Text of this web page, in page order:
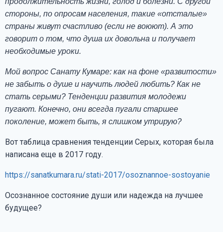
стороны, по опросам населения, такие «отсталые»
страны живут счастливо (если не воюют). А это
говорит о том, что душа их довольна и получает
необходимые уроки.
Мой вопрос Санату Кумаре: как на фоне «развитости»
не забыть о душе и научить людей любить? Как не
стать серыми? Тенденции развития молодежи
пугают. Конечно, они всегда пугали старшее
поколение, может быть, я слишком утрирую?
Вот таблица сравнения тенденции Серых, которая была
написана еще в 2017 году.
https://sanatkumara.ru/stati-2017/osoznannoe-sostoyanie
Осознанное состояние души или надежда на лучшее
будущее?